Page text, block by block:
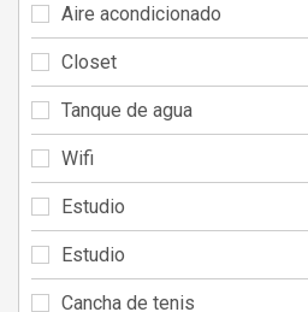
Aire acondicionado
Closet
Tanque de agua
Wifi
Estudio
Estudio
Cancha de tenis